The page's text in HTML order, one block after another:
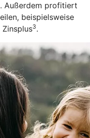
Außerdem profitiert
beispielsweise
Zinsplus3.